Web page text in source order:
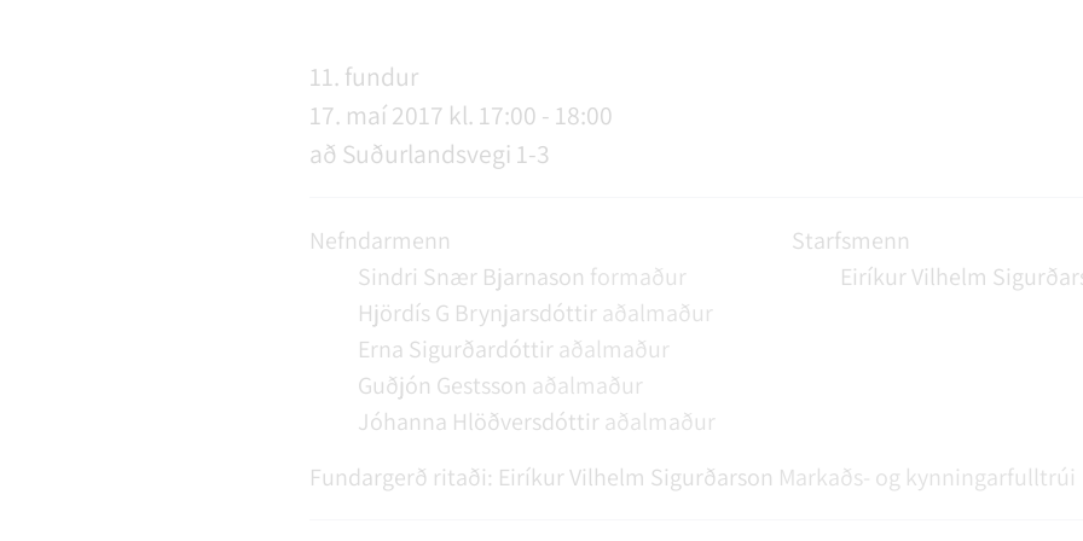
STARFSFÓLK RANGÁRÞINGS YTRA
11. fundur
17. maí 2017 kl. 17:00 - 18:00
að Suðurlandsvegi 1-3
Nefndarmenn
Sindri Snær Bjarnason formaður
Hjördís G Brynjarsdóttir aðalmaður
Erna Sigurðardóttir aðalmaður
Guðjón Gestsson aðalmaður
Jóhanna Hlöðversdóttir aðalmaður
Starfsmenn
Eiríkur Vilhelm
Fundargerð ritaði: Eiríkur Vilhelm Sigurðarson Markaðs- og kynningarfulltrúi